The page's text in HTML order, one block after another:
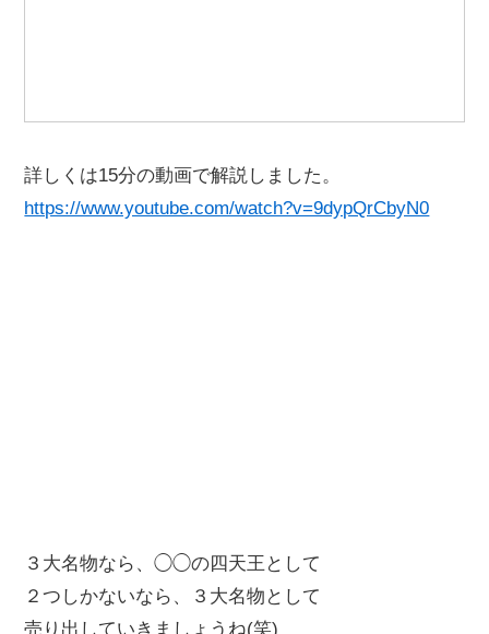
詳しくは15分の動画で解説しました。
https://www.youtube.com/watch?v=9dypQrCbyN0
３大名物なら、◯◯の四天王として
２つしかないなら、３大名物として
売り出していきましょうね(笑)